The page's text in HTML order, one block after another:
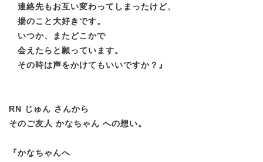
連絡先もお互い変わってしまったけど、
揚のこと大好きです。
いつか、またどこかで
会えたらと願っています。
その時は声をかけてもいいですか？ 』
RN じゅん さんから
そのご友人 かなちゃん への想い。
『かなちゃんへ